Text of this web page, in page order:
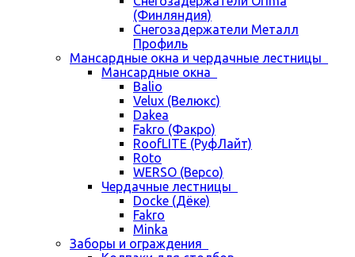
(Финляндия)
Снегозадержатели Металл
Профиль
Мансардные окна и чердачные лестницы
Мансардные окна
Balio
Velux (Велюкс)
Dakea
Fakro (Факро)
RoofLITE (РуфЛайт)
Roto
WERSO (Версо)
Чердачные лестницы
Docke (Дёке)
Fakro
Minka
Заборы и ограждения